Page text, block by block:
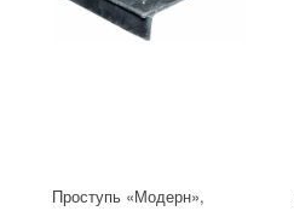
Проступь «Модерн»,